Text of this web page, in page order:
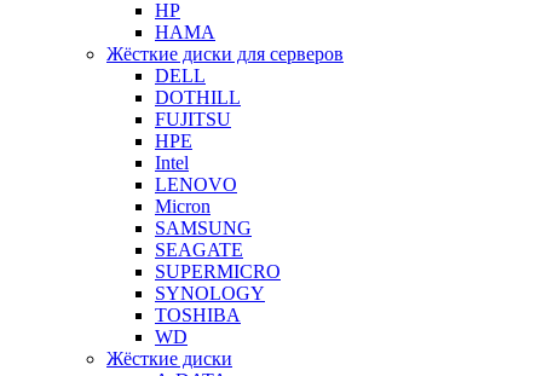
HP
HAMA
Жёсткие диски для серверов
DELL
DOTHILL
FUJITSU
HPE
Intel
LENOVO
Micron
SAMSUNG
SEAGATE
SUPERMICRO
SYNOLOGY
TOSHIBA
WD
Жёсткие диски